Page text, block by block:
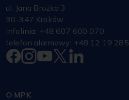
ul. Jana Brożka 3
30-347 Kraków
infolinia: +48 607 600 070
telefon alarmowy: +48 12 19 285
O MPK